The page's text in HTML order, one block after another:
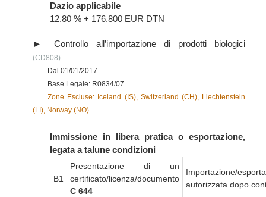
Dazio applicabile
12.80 % + 176.800 EUR DTN
Controllo all’importazione di prodotti biologici
(CD808)
Dal 01/01/2017
Base Legale: R0834/07
Zone Escluse: Iceland (IS), Switzerland (CH), Liechtenstein
(LI), Norway (NO)
Immissione in libera pratica o esportazione,
legata a talune condizioni
B1
Presentazione di un
certificato/licenza/documento
C 644
Importazione/
autorizzata dopo